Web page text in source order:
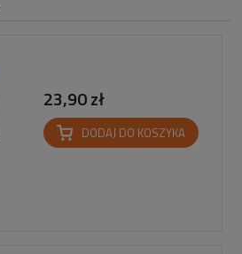
23,90 zł
DODAJ DO KOSZYKA